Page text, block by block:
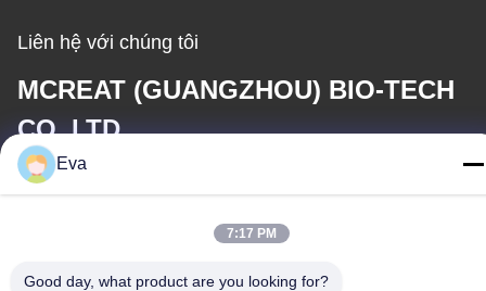
Liên hệ với chúng tôi
MCREAT (GUANGZHOU) BIO-TECH
CO.,LTD
Email
irina@mcreatmedical.com
Thời gian làm việc
Eva
7:17 PM
Good day, what product are you looking for?